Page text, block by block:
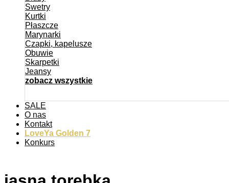
Swetry
Kurtki
Płaszcze
Marynarki
Czapki, kapelusze
Obuwie
Skarpetki
Jeansy
zobacz wszystkie
SALE
O nas
Kontakt
LoveYa Golden 7
Konkurs